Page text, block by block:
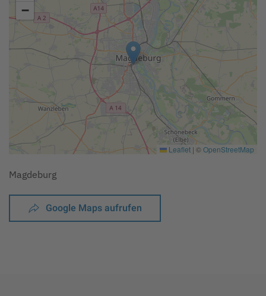
−
Leaflet | ©OpenStreetMap
Magdeburg
Google Maps aufrufen